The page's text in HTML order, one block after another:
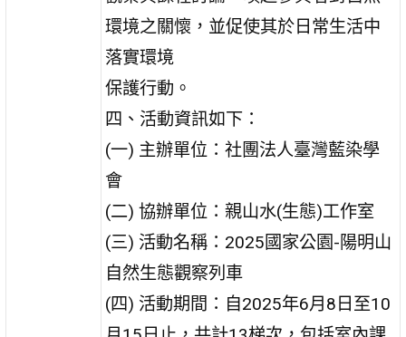
環境之關懷，並促使其於日常生活中
落實環境
保護行動。
四、活動資訊如下：
(一) 主辦單位：社團法人臺灣藍染學
會
(二) 協辦單位：親山水(生態)工作室
(三) 活動名稱：2025國家公園-陽明山
自然生態觀察列車
(四) 活動期間：自2025年6月8日至10